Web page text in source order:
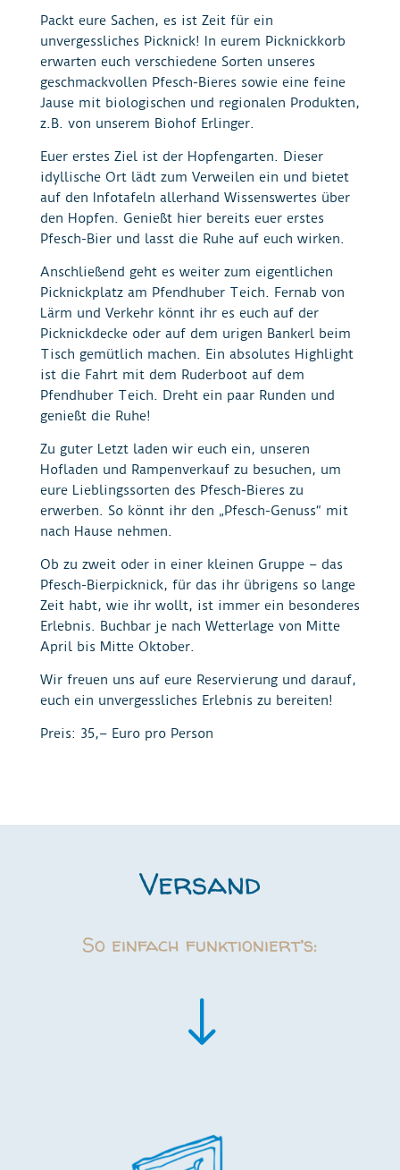
Packt eure Sachen, es ist Zeit für ein
unvergessliches Picknick! In eurem Picknickkorb
erwarten euch verschiedene Sorten unseres
geschmackvollen Pfesch-Bieres sowie eine feine
Jause mit biologischen und regionalen Produkten,
z.B. von unserem Biohof Erlinger.
Euer erstes Ziel ist der Hopfengarten. Dieser
idyllische Ort lädt zum Verweilen ein und bietet
auf den Infotafeln allerhand Wissenswertes über
den Hopfen. Genießt hier bereits euer erstes
Pfesch-Bier und lasst die Ruhe auf euch wirken.
Anschließend geht es weiter zum eigentlichen
Picknickplatz am Pfendhuber Teich. Fernab von
Lärm und Verkehr könnt ihr es euch auf der
Picknickdecke oder auf dem urigen Bankerl beim
Tisch gemütlich machen. Ein absolutes Highlight
ist die Fahrt mit dem Ruderboot auf dem
Pfendhuber Teich. Dreht ein paar Runden und
genießt die Ruhe!
Zu guter Letzt laden wir euch ein, unseren
Hofladen und Rampenverkauf zu besuchen, um
eure Lieblingssorten des Pfesch-Bieres zu
erwerben. So könnt ihr den „Pfesch-Genuss“ mit
nach Hause nehmen.
Ob zu zweit oder in einer kleinen Gruppe – das
Pfesch-Bierpicknick, für das ihr übrigens so lange
Zeit habt, wie ihr wollt, ist immer ein besonderes
Erlebnis. Buchbar je nach Wetterlage von Mitte
April bis Mitte Oktober.
Wir freuen uns auf eure Reservierung und darauf,
euch ein unvergessliches Erlebnis zu bereiten!
Preis: 35,– Euro pro Person
Versand
So einfach funktioniert’s:
"